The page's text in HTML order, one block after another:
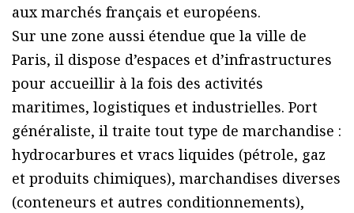
aux marchés français et européens.
Sur une zone aussi étendue que la ville de
Paris, il dispose d’espaces et d’infrastructures
pour accueillir à la fois des activités
maritimes, logistiques et industrielles. Port
généraliste, il traite tout type de marchandise :
hydrocarbures et vracs liquides (pétrole, gaz
et produits chimiques), marchandises diverses
(conteneurs et autres conditionnements),